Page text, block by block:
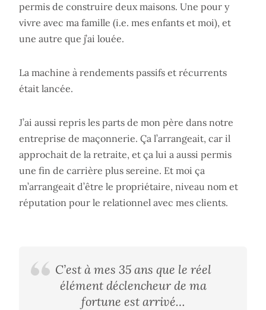
permis de construire deux maisons. Une pour y
vivre avec ma famille (i.e. mes enfants et moi), et
une autre que j’ai louée.
La machine à rendements passifs et récurrents
était lancée.
J’ai aussi repris les parts de mon père dans notre
entreprise de maçonnerie. Ça l’arrangeait, car il
approchait de la retraite, et ça lui a aussi permis
une fin de carrière plus sereine. Et moi ça
m’arrangeait d’être le propriétaire, niveau nom et
réputation pour le relationnel avec mes clients.
C’est à mes 35 ans que le réel
élément déclencheur de ma
fortune est arrivé…